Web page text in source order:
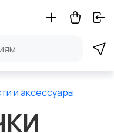
и аксессуары